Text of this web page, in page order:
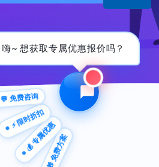
🎁 免费方案
💰 专属优惠
⚡ 限时折扣
💬 免费咨询
嗨~ 想获取专属优惠报价吗？